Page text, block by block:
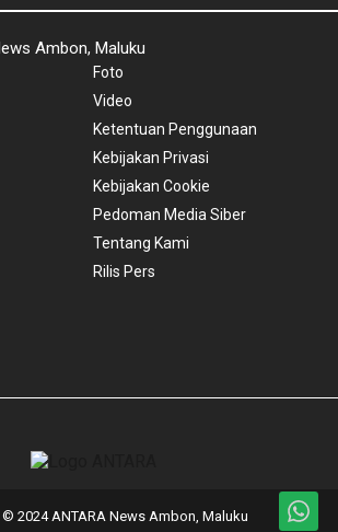
Ambon, Maluku
Foto
Video
Ketentuan Penggunaan
Kebijakan Privasi
Kebijakan Cookie
Pedoman Media Siber
Tentang Kami
Rilis Pers
2024 ANTARA News Ambon, Maluku